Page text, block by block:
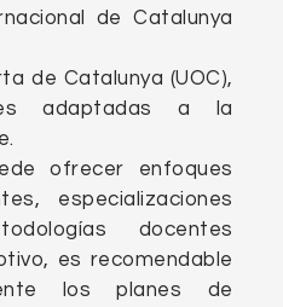
de Catalunya
de Catalunya (UOC),
adaptadas a la
ofrecer enfoques
especializaciones
docentes
es recomendable
los planes de